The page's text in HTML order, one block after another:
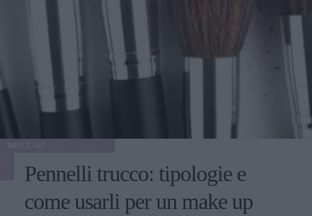
Pennelli trucco: tipologie e
come usarli per un make up